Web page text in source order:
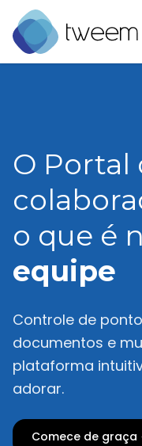
Ir para a página
O Portal
o que é
equipe
Controle de
documentos e
plataforma
adorar.
Comece de graça